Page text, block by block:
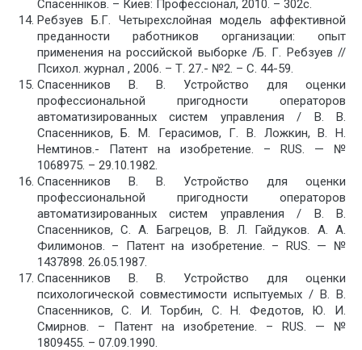
Спасеннiков. – Киев: Профессiонал, 2010. – 302с.
Ребзуев Б.Г. Четырехслойная модель аффективной
преданности работников организации: опыт
применения на российской выборке /Б. Г. Ребзуев //
Психол. журнал , 2006. – Т. 27.- №2. – С. 44-59.
Спасенников В. В. Устройство для оценки
профессиональной пригодности операторов
автоматизированных систем управления / В. В.
Спасенников, Б. М. Герасимов, Г. В. Ложкин, В. Н.
Немтинов.- Патент на изобретение. – RUS. — №
1068975. – 29.10.1982.
Спасенников В. В. Устройство для оценки
профессиональной пригодности операторов
автоматизированных систем управления / В. В.
Спасенников, С. А. Багрецов, В. Л. Гайдуков. А. А.
Филимонов. – Патент на изобретение. – RUS. — №
1437898. 26.05.1987.
Спасенников В. В. Устройство для оценки
психологической совместимости испытуемых / В. В.
Спасенников, С. И. Торбин, С. Н. Федотов, Ю. И.
Смирнов. – Патент на изобретение. – RUS. — №
1809455. – 07.09.1990.